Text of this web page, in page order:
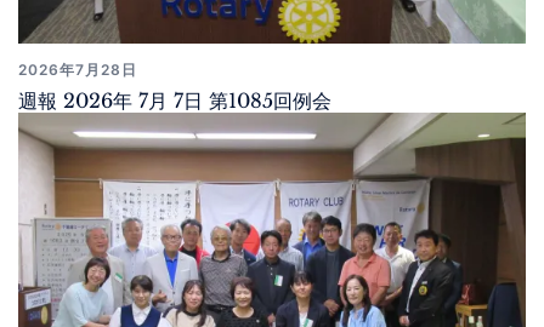
2026年7月28日
週報 2026年 7月 7日 第1085回例会